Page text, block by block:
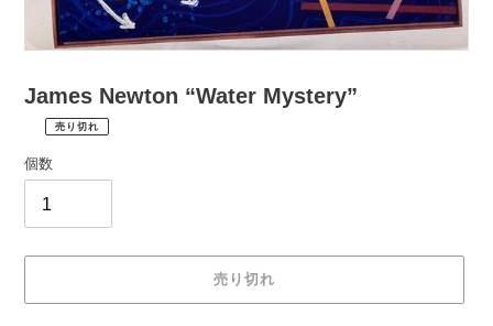
James Newton “Water Mystery”
常
価
格
¥2,200
売り切れ
税
込
送
個数
売り切れ